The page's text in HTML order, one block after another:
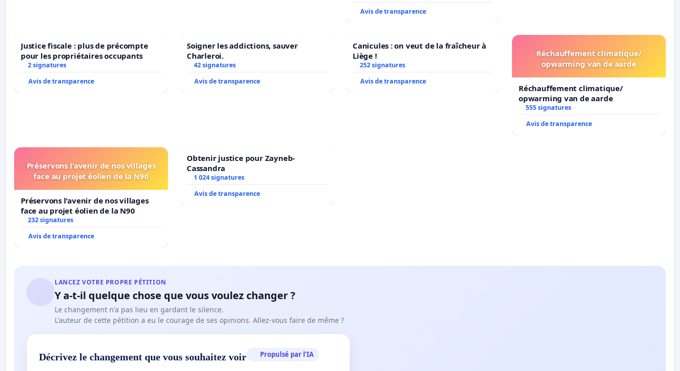
Avis de transparence
Justice fiscale : plus de précompte
pour les propriétaires occupants
2 signatures
Avis de transparence
Soigner les addictions, sauver
Charleroi.
42 signatures
Avis de transparence
Canicules : on veut de la fraîcheur à
Liège !
252 signatures
Avis de transparence
Réchauffement climatique/
opwarming van de aarde
Réchauffement climatique/
opwarming van de aarde
555 signatures
Avis de transparence
Préservons l'avenir de nos villages
face au projet éolien de la N90
Préservons l'avenir de nos villages
face au projet éolien de la N90
232 signatures
Avis de transparence
Obtenir justice pour Zayneb-
Cassandra
1 024 signatures
Avis de transparence
LANCEZ VOTRE PROPRE PÉTITION
Y a-t-il quelque chose que vous voulez changer ?
Le changement n'a pas lieu en gardant le silence.
L'auteur de cette pétition a eu le courage de ses opinions. Allez-vous faire de même ?
Décrivez le changement que vous souhaitez voir Propulsé par l’IA